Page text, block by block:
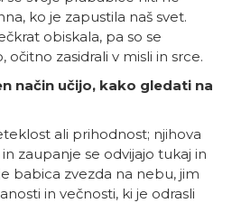
ko je zapustila naš svet.
obiskala, pa so se
zasidrali v misli in srce.
način učijo, kako gledati na
ali prihodnost; njihova
zaupanje se odvijajo tukaj in
babica zvezda na nebu, jim
in večnosti, ki je odrasli